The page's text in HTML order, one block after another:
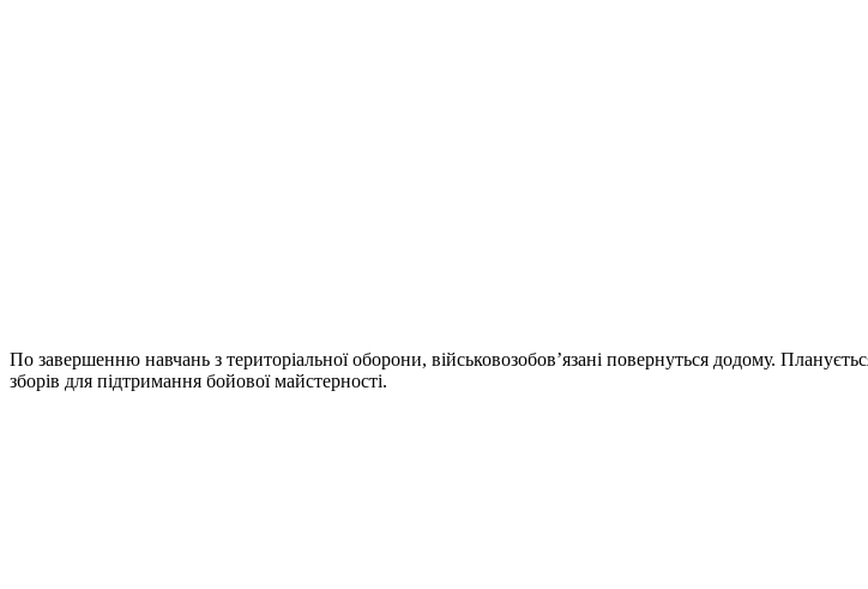
По завершенню навчань з територіальної оборони, військовозобов’язані повернуться додому.
зборів для підтримання бойової майстерності.